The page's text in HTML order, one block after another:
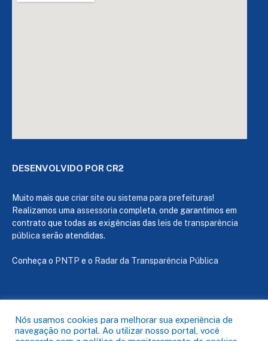
DESENVOLVIDO POR CR2
Muito mais que criar site ou sistema para prefeituras!
Realizamos uma assessoria completa, onde garantimos em
contrato que todas as exigências das leis de transparência
pública serão atendidas.
Conheça o PNTP e o Radar da Transparência Pública
Todos os direitos reservados a Câmara de Capanema
Nós usamos cookies para melhorar sua experiência de
navegação no portal. Ao utilizar nosso portal, você